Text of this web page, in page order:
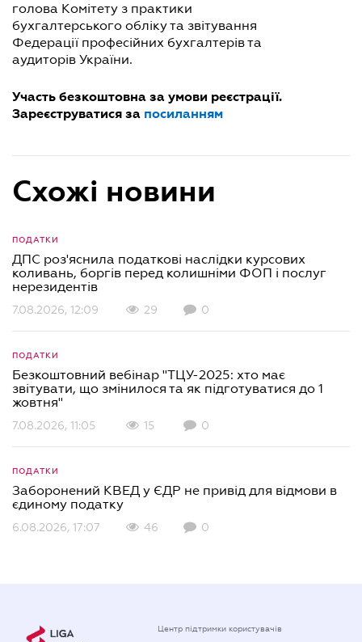
голова Комітету з практики
бухгалтерського обліку та звітування
Федерації професійних бухгалтерів та
аудиторів України.
Участь безкоштовна за умови реєстрації.
Зареєструватися за посиланням
Схожі новини
ПОДАТКИ
ДПС роз'яснила податкові наслідки курсових
коливань, боргів перед колишніми ФОП і послуг
нерезидентів
7.08.2026, 12:09 29 0
ПОДАТКИ
Безкоштовний вебінар "ТЦУ-2025: хто має
звітувати, що змінилося та як підготуватися до 1
жовтня"
7.08.2026, 11:05 15 0
ПОДАТКИ
Заборонений КВЕД у ЄДР не привід для відмови в
єдиному податку
6.08.2026, 17:07 46 0
Центр підтримки користувачів